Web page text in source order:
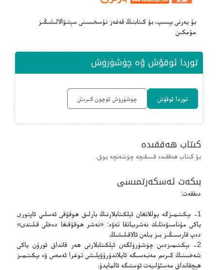
بۇ يەرنى بېسىپ، بۇ كىتابنىڭ قەغەز نۇسخىسىنى سېتىۋالالىشىڭىز
مۇمكىن
توردا ئوقۇش ۋە چۈشۈرۈش
توردا ئوقۇش چۈشۈرۈش ئۈچۈن كىرىش
كىتاب ھەققىدە
بۇ كىتاب ھەققىدە قىسقىچە چۈشەنچە يوق.
بىكەت ئەسكەرتمىسى
دىققەت:
1- بېكىتىمىزگە يوللانغان ئېلكىتابلارنىڭ بارلىق ھوقۇقى ئەسلىي ئاپتورى
ياكى مۇناسىۋەتلىك نەشرىياتقا تەۋە: «نەشر ھوقۇقىغا دەخلى قىلىندى»
دەپ قارىسىڭىز بىز بىلەن ئالاقىلىشىڭ.
2- بېكىتىمىزدىن چۈشۈرۈلگەن ئېلكىتابلارنى ھەر قانداق ئورۇن ياكى
شەخسنىڭ كىرىم مەنبەسىگە ئايلاندۇرۇۋېلىشى توغرا ئەمەس ۋە بېكىتىمىز
ھېچقانداق مەسئۇلىيەت ئۈستىگە ئالمايدۇ.